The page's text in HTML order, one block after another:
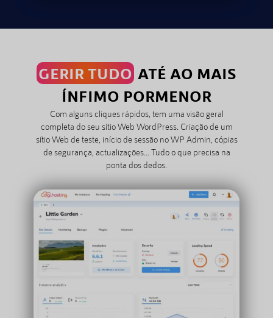
GERIR TUDO ATÉ AO MAIS
ÍNFIMO PORMENOR
Com alguns cliques rápidos, tem uma visão geral
completa do seu sítio Web WordPress. Criação de um
sítio Web de teste, início de sessão no WP Admin, cópias
de segurança, actualizações... Tudo o que precisa na
ponta dos dedos.